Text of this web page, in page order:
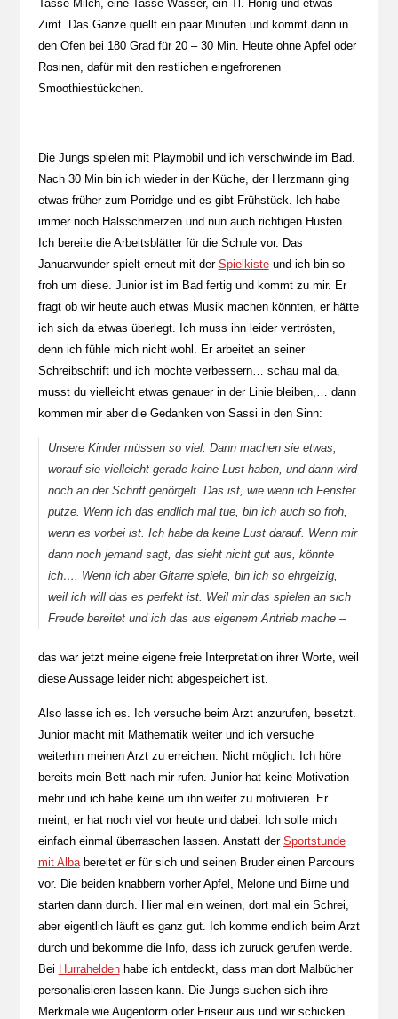
Tasse Milch, eine Tasse Wasser, ein Tl. Honig und etwas
Zimt. Das Ganze quellt ein paar Minuten und kommt dann in
den Ofen bei 180 Grad für 20 – 30 Min. Heute ohne Apfel oder
Rosinen, dafür mit den restlichen eingefrorenen
Smoothiestückchen.
Die Jungs spielen mit Playmobil und ich verschwinde im Bad.
Nach 30 Min bin ich wieder in der Küche, der Herzmann ging
etwas früher zum Porridge und es gibt Frühstück. Ich habe
immer noch Halsschmerzen und nun auch richtigen Husten.
Ich bereite die Arbeitsblätter für die Schule vor. Das
Januarwunder spielt erneut mit der Spielkisteund ich bin so
froh um diese. Junior ist im Bad fertig und kommt zu mir. Er
fragt ob wir heute auch etwas Musik machen könnten, er hätte
ich sich da etwas überlegt. Ich muss ihn leider vertrösten,
denn ich fühle mich nicht wohl. Er arbeitet an seiner
Schreibschrift und ich möchte verbessern… schau mal da,
musst du vielleicht etwas genauer in der Linie bleiben,… dann
kommen mir aber die Gedanken von Sassi in den Sinn:
Unsere Kinder müssen so viel. Dann machen sie etwas,
worauf sie vielleicht gerade keine Lust haben, und dann wird
noch an der Schrift genörgelt. Das ist, wie wenn ich Fenster
putze. Wenn ich das endlich mal tue, bin ich auch so froh,
wenn es vorbei ist. Ich habe da keine Lust darauf. Wenn mir
dann noch jemand sagt, das sieht nicht gut aus, könnte
ich…. Wenn ich aber Gitarre spiele, bin ich so ehrgeizig,
weil ich will das es perfekt ist. Weil mir das spielen an sich
Freude bereitet und ich das aus eigenem Antrieb mache –
das war jetzt meine eigene freie Interpretation ihrer Worte, weil
diese Aussage leider nicht abgespeichert ist.
Also lasse ich es. Ich versuche beim Arzt anzurufen, besetzt.
Junior macht mit Mathematik weiter und ich versuche
weiterhin meinen Arzt zu erreichen. Nicht möglich. Ich höre
bereits mein Bett nach mir rufen. Junior hat keine Motivation
mehr und ich habe keine um ihn weiter zu motivieren. Er
meint, er hat noch viel vor heute und dabei. Ich solle mich
einfach einmal überraschen lassen. Anstatt der Sportstunde
mit Albabereitet er für sich und seinen Bruder einen Parcours
vor. Die beiden knabbern vorher Apfel, Melone und Birne und
starten dann durch. Hier mal ein weinen, dort mal ein Schrei,
aber eigentlich läuft es ganz gut. Ich komme endlich beim Arzt
durch und bekomme die Info, dass ich zurück gerufen werde.
Bei Hurraheldenhabe ich entdeckt, dass man dort Malbücher
personalisieren lassen kann. Die Jungs suchen sich ihre
Merkmale wie Augenform oder Friseur aus und wir schicken